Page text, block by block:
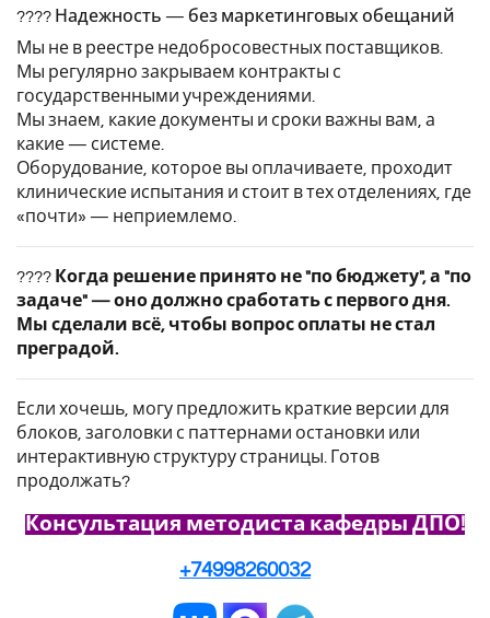
????️ Надежность — без маркетинговых обещаний
Мы не в реестре недобросовестных поставщиков.
Мы регулярно закрываем контракты с
государственными учреждениями.
Мы знаем, какие документы и сроки важны вам, а
какие — системе.
Оборудование, которое вы оплачиваете, проходит
клинические испытания и стоит в тех отделениях, где
«почти» — неприемлемо.
???? Когда решение принято не "по бюджету", а "по
задаче" — оно должно сработать с первого дня.
Мы сделали всё, чтобы вопрос оплаты не стал
преградой.
Если хочешь, могу предложить краткие версии для
блоков, заголовки с паттернами остановки или
интерактивную структуру страницы. Готов
продолжать?
Консультация методиста кафедры ДПО!
+74998260032